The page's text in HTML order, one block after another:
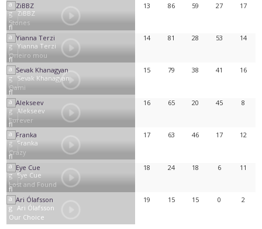
ZiBBZ
Stones
13 86 59 27 17
Yianna Terzi
Oneiro mou
14 81 28 53 14
Sevak Khanagyan
Qami
15 79 38 41 16
Alekseev
Forever
16 65 20 45 8
Franka
Crazy
17 63 46 17 12
Eye Cue
Lost and Found
18 24 18 6 11
Ari Ólafsson
Our Choice
19 15 15 0 2